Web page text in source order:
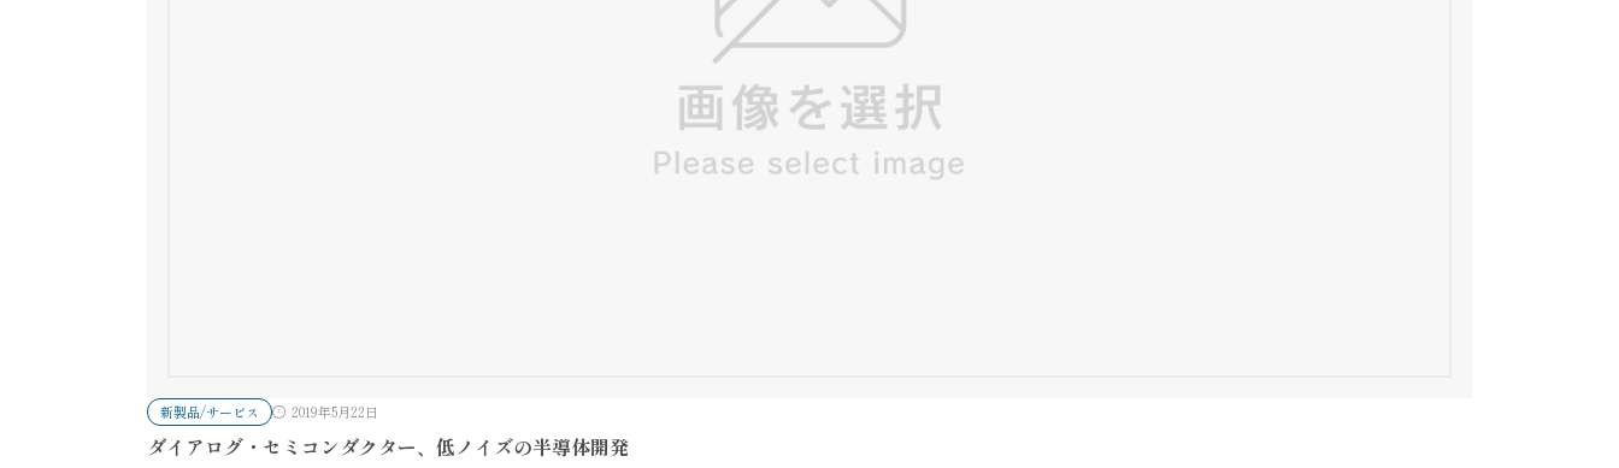
新製品/サービス 2019年5月22日
ダイアログ・セミコンダクター、低ノイズの半導体開発